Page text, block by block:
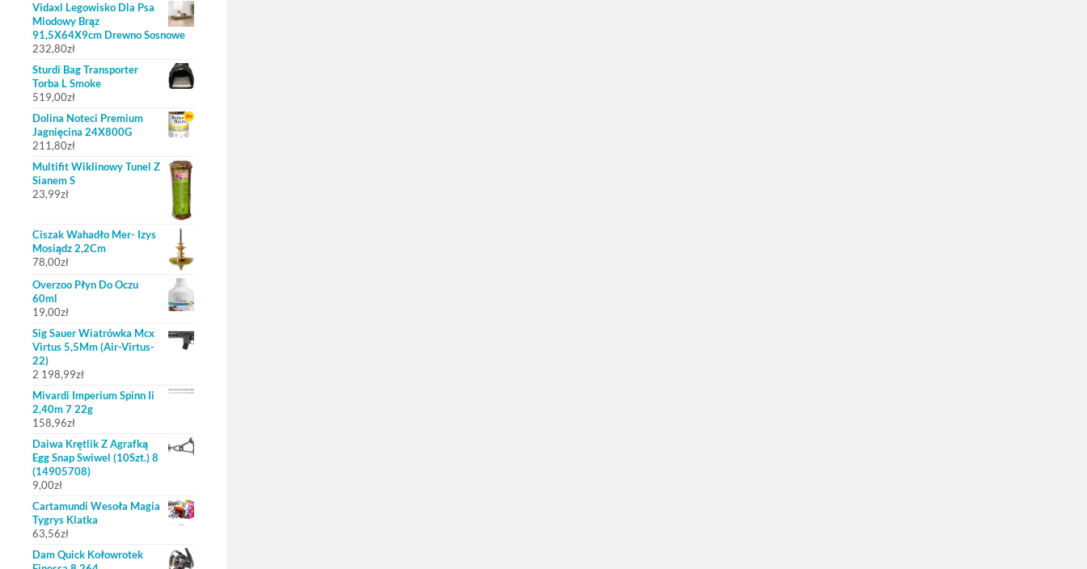
Vidaxl Legowisko Dla Psa
Miodowy Brąz
91,5X64X9cm Drewno Sosnowe
232,80zł
Sturdi Bag Transporter
Torba L Smoke
519,00zł
Dolina Noteci Premium
Jagnięcina 24X800G
211,80zł
Multifit Wiklinowy Tunel Z
Sianem S
23,99zł
Ciszak Wahadło Mer- Izys
Mosiądz 2,2Cm
78,00zł
Overzoo Płyn Do Oczu
60ml
19,00zł
Sig Sauer Wiatrówka Mcx
Virtus 5,5Mm (Air-Virtus-
22)
2 198,99zł
Mivardi Imperium Spinn Ii
2,40m 7 22g
158,96zł
Daiwa Krętlik Z Agrafką
Egg Snap Swiwel (10Szt.) 8
(14905708)
9,00zł
Cartamundi Wesoła Magia
Tygrys Klatka
63,56zł
Dam Quick Kołowrotek